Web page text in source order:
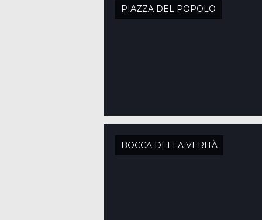
PIAZZA DEL POPOLO
BOCCA DELLA VERITÀ